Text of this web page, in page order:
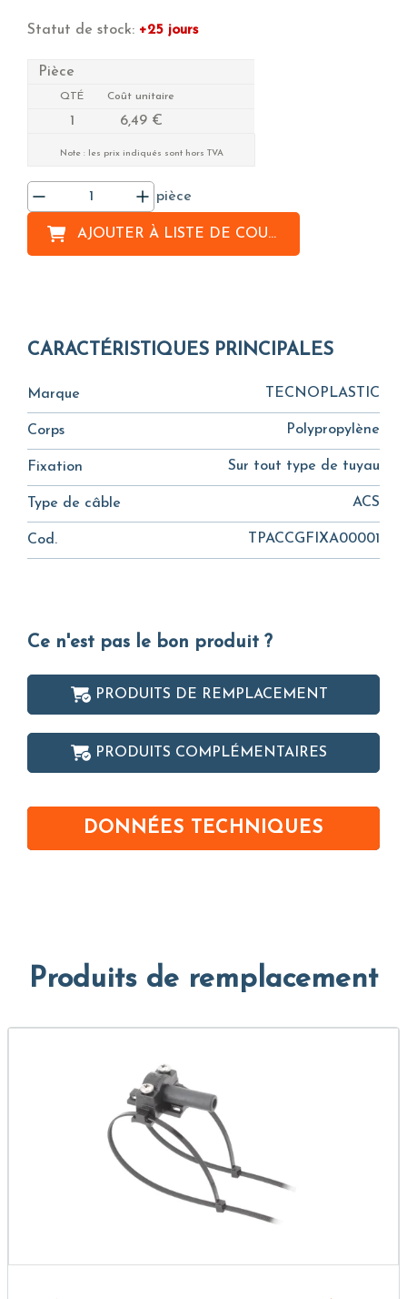
Statut de stock: +25 jours
Pièce
QTÉ Coût unitaire
1 6,49 €
Note : les prix indiqués sont hors TVA
pièce
AJOUTER ÀLISTE DE COURSES
CARACTÉRISTIQUES PRINCIPALES
Marque TECNOPLASTIC
Corps Polypropylène
Fixation Sur tout type de tuyau
Type de câble ACS
Cod. TPACCGFIXA00001
Ce n'est pas le bon produit ?
PRODUITS DE REMPLACEMENT
PRODUITS COMPLÉMENTAIRES
DONNÉES TECHNIQUES
Produits de remplacement